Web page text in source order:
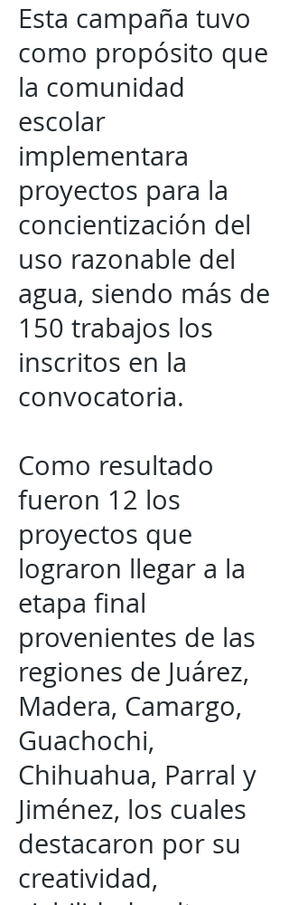
Esta campaña tuvo
como propósito que
la comunidad
escolar
implementara
proyectos para la
concientización del
uso razonable del
agua, siendo más de
150 trabajos los
inscritos en la
convocatoria.
Como resultado
fueron 12 los
proyectos que
lograron llegar a la
etapa final
provenientes de las
regiones de Juárez,
Madera, Camargo,
Guachochi,
Chihuahua, Parral y
Jiménez, los cuales
destacaron por su
creatividad,